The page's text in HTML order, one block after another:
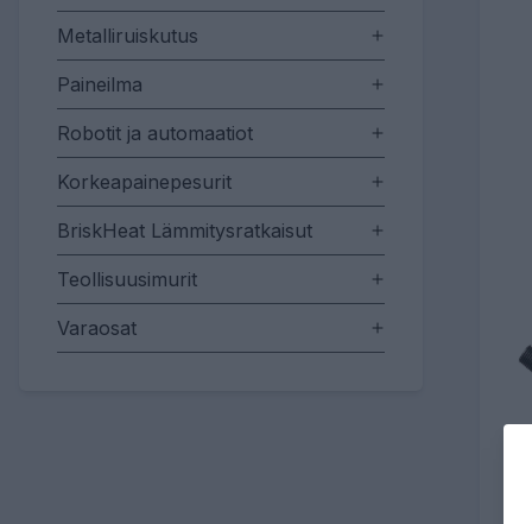
Metalliruiskutus
Paineilma
Robotit ja automaatiot
Korkeapainepesurit
BriskHeat Lämmitysratkaisut
Teollisuusimurit
Varaosat